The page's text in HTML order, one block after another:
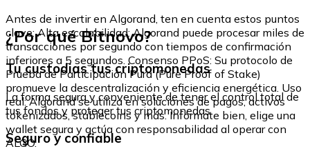
Antes de invertir en Algorand, ten en cuenta estos puntos
clave: Alta escalabilidad: Algorand puede procesar miles de
transacciones por segundo con tiempos de confirmación
inferiores a 5 segundos. Consenso PPoS: Su protocolo de
Prueba de Participación Pura (Pure Proof of Stake)
promueve la descentralización y eficiencia energética. Uso
real: Algorand se utiliza en soluciones de pagos, activos
tokenizados, stablecoins y más. Infórmate bien, elige una
wallet segura y actúa con responsabilidad al operar con
ALGO.
¿Por qué Bitnovo?
Tu custodias tus criptomonedas
La forma segura y conveniente de tener el control total de
tus fondos y proteger tus criptomonedas.
Seguro y confiable